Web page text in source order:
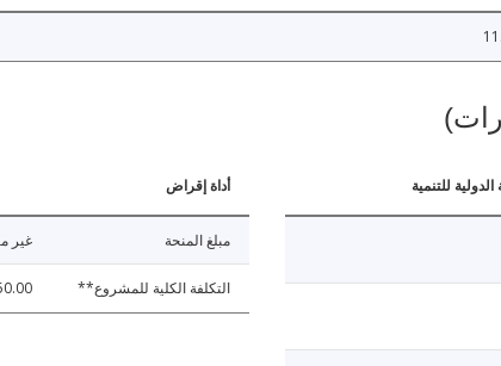
للتنمية أداة إقراض
مبلغ المنحة غير
التكلفة الكلية للمشروع**